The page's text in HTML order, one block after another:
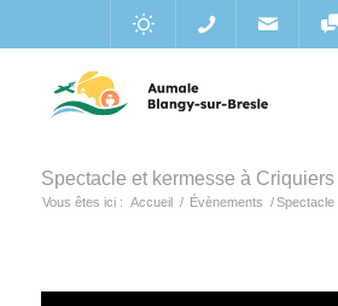
Spectacle et kermesse à Criquiers
Vous êtes ici : Accueil / Évènements / Spectacle